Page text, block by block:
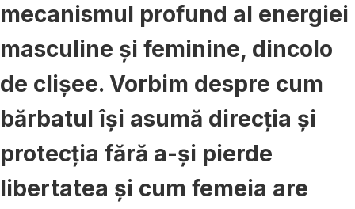
mecanismul profund al energiei
masculine și feminine, dincolo
de clișee. Vorbim despre cum
bărbatul își asumă direcția și
protecția fără a-și pierde
libertatea și cum femeia are